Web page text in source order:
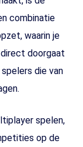
combinatie
waarin je
doorgaat
die van
spelen,
op de